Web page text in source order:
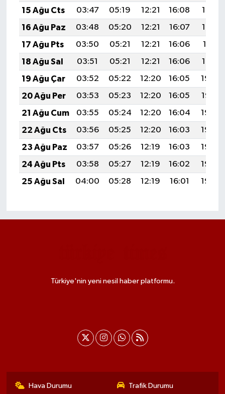
15 Ağu Cts
03:47 05:19 12:21 16:08
19:14
16 Ağu Paz
03:48 05:20 12:21 16:07
19:12
17 Ağu Pts
03:50 05:21 12:21 16:06
19:11
18 Ağu Sal
03:51 05:21 12:21 16:06
19:10
19 Ağu Çar
03:52 05:22 12:20 16:05
19:08
20 Ağu Per
03:53 05:23 12:20 16:05
19:07
21 Ağu Cum
03:55 05:24 12:20 16:04
19:06
22 Ağu Cts
03:56 05:25 12:20 16:03
19:04
23 Ağu Paz
03:57 05:26 12:19 16:03
19:03
24 Ağu Pts
03:58 05:27 12:19 16:02
19:02
25 Ağu Sal
04:00 05:28 12:19 16:01 19:00
Türkiye'nin yeni nesil haber platformu.
Hava Durumu Trafik Durumu